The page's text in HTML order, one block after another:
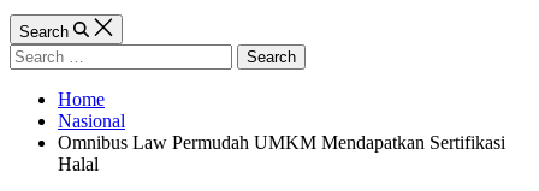
Search
Search
for:
Home
Nasional
Omnibus Law Permudah UMKM Mendapatkan Sertifikasi
Halal